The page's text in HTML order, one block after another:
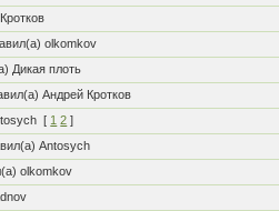
olkomkov
Дикая плоть
Андрей Кротков
[ 1 2 ]
Antosych
olkomkov